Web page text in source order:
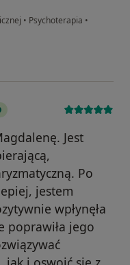
• Psychoterapia •
Jest
Po
jestem
wpłynęła
poprawiła jego